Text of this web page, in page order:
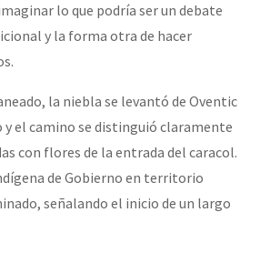
lo que podría ser un debate
y la forma otra de hacer
la niebla se levantó de Oventic
el camino se distinguió claramente
con flores de la entrada del caracol.
de Gobierno en territorio
señalando el inicio de un largo